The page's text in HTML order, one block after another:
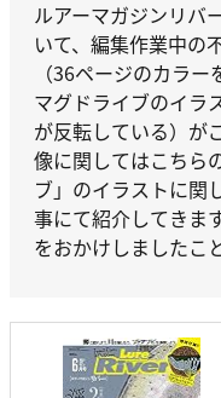
ルアーマガジンリバ
いて、編集作業中の
（36ページのカラ
マグドライブのイラ
が反転している）が
像に関してはこちら
ブ」のイラストに関
事にて紹介してきま
をおかけしましたこ